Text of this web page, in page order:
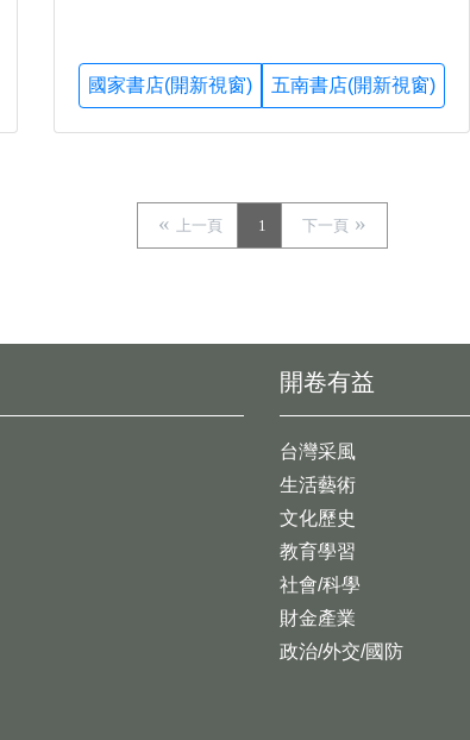
國家書店(開新視窗) 五南書店(開新視窗)
上一頁 1 下一頁
開卷有益
台灣采風
生活藝術
文化歷史
教育學習
社會/科學
財金產業
政治/外交/國防